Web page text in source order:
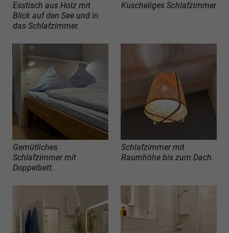
Esstisch aus Holz mit
Blick auf den See und in
das Schlafzimmer.
Kuscheliges Schlafzimmer
Gemütliches
Schlafzimmer mit
Doppelbett.
Schlafzimmer mit
Raumhöhe bis zum Dach.